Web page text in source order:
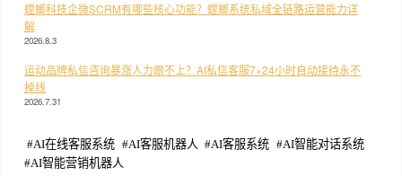
螳螂科技企微SCRM有哪些核心功能？螳螂系统私域全链路运营能力详
解
2026.8.3
运动品牌私信咨询暴涨人力跟不上？AI私信客服7×24小时自动接待永不
掉线
2026.7.31
#AI在线客服系统 #AI客服机器人 #AI客服系统 #AI智能对话系统
#AI智能营销机器人